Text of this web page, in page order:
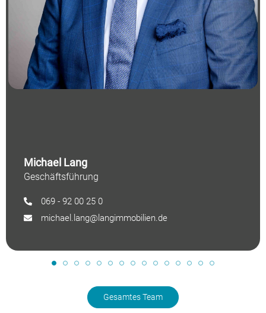
Michael Lang
Geschäftsführung
069 - 92 00 25 0
michael.lang@langimmobilien.de
Gesamtes Team